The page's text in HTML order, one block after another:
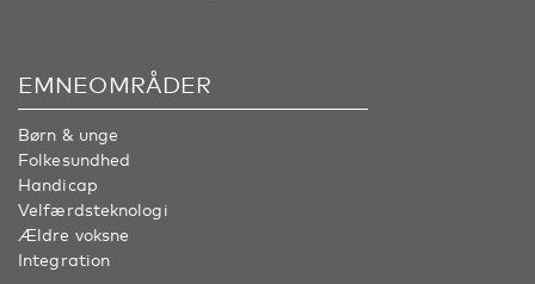
EMNEOMRÅDER
Børn & unge
Folkesundhed
Handicap
Velfærdsteknologi
Ældre voksne
Integration